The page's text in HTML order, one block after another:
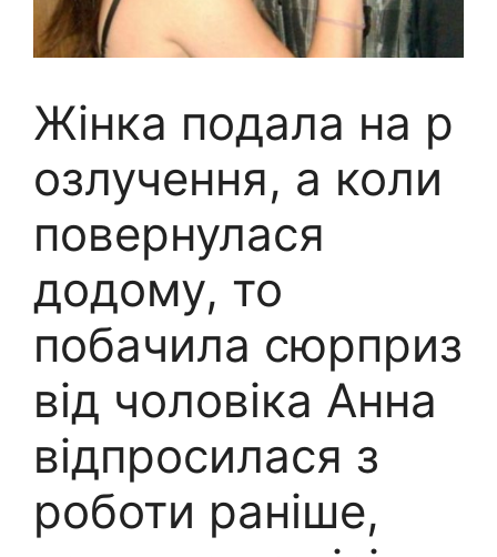
Жінка подала на р
озлучення, а коли
повернулася
додому, то
побачила сюрприз
від чоловіка Анна
відпросилася з
роботи раніше,